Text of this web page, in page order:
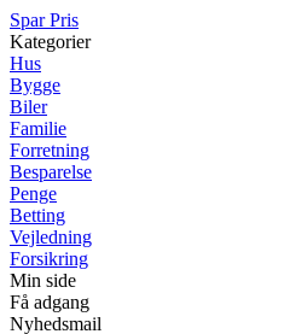
Spar Pris
Kategorier
Hus
Bygge
Biler
Familie
Forretning
Besparelse
Penge
Betting
Vejledning
Forsikring
Min side
Få adgang
Nyhedsmail